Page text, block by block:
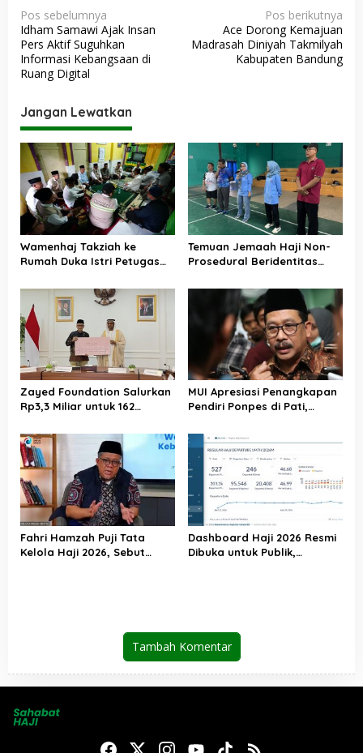
N
a
v
i
g
a
s
i
p
o
s
Pos sebelumnya
Idham Samawi Ajak Insan
Pers Aktif Suguhkan
Informasi Kebangsaan di
Ruang Digital
Pos berikutnya
Ace Dorong Kemajuan
Madrasah Diniyah Takmilyah
Kabupaten Bandung
Jangan Lewatkan
Wamenhaj Takziah ke
Rumah Duka Istri Petugas
Penghormatan atas
Amanah yang Tetap
Ditunaikan
Temuan Jemaah Haji Non-
Prosedural Beridentitas
Kami Tunggu Arahan Pusat
Zayed Foundation Salurkan
Rp3,3 Miliar untuk 162
Perkuat Kerja Sama Haji RI–
UEA
MUI Apresiasi Penangkapan
Pendiri Ponpes di Pati,
bagi Perusak Akhlak
Pesantren
Fahri Hamzah Puji Tata
Kelola Haji 2026, Sebut
Dashboard Haji 2026 Resmi
Dibuka untuk Publik,
Tambah Komentar